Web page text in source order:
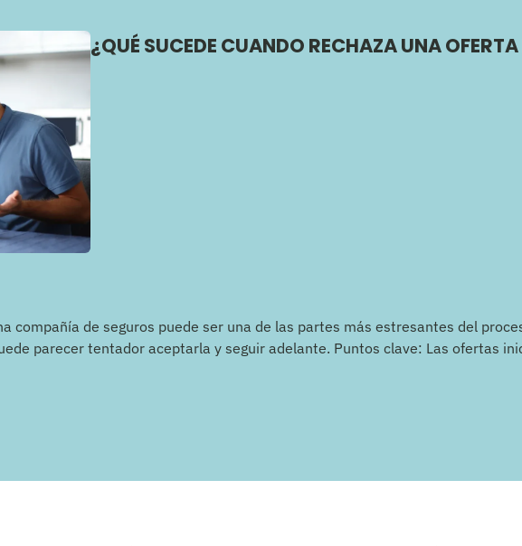
¿QUÉ SUCEDE CUANDO RECHAZA UNA
compañía de seguros puede ser una de las partes más estresantes del
parecer tentador aceptarla y seguir adelante. Puntos clave: Las ofertas